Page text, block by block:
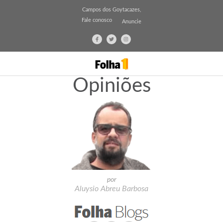
Campos dos Goytacazes,
Fale conosco
Anuncie
Opiniões
por
Aluysio Abreu Barbosa